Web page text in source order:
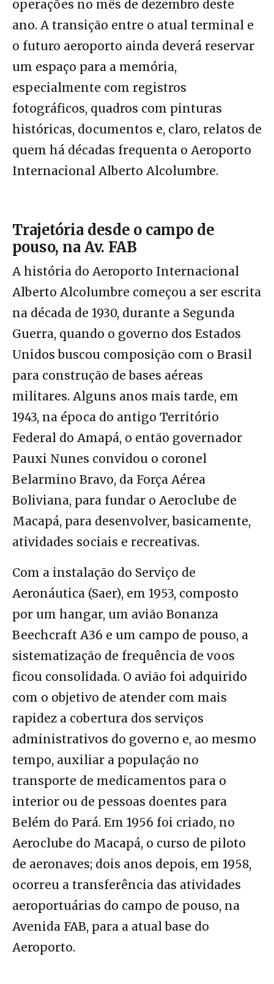
operações no mês de dezembro deste
ano. A transição entre o atual terminal e
o futuro aeroporto ainda deverá reservar
um espaço para a memória,
especialmente com registros
fotográficos, quadros com pinturas
históricas, documentos e, claro, relatos de
quem há décadas frequenta o Aeroporto
Internacional Alberto Alcolumbre.
Trajetória desde o campo de
pouso, na Av. FAB
A história do Aeroporto Internacional
Alberto Alcolumbre começou a ser escrita
na década de 1930, durante a Segunda
Guerra, quando o governo dos Estados
Unidos buscou composição com o Brasil
para construção de bases aéreas
militares. Alguns anos mais tarde, em
1943, na época do antigo Território
Federal do Amapá, o então governador
Pauxi Nunes convidou o coronel
Belarmino Bravo, da Força Aérea
Boliviana, para fundar o Aeroclube de
Macapá, para desenvolver, basicamente,
atividades sociais e recreativas.
Com a instalação do Serviço de
Aeronáutica (Saer), em 1953, composto
por um hangar, um avião Bonanza
Beechcraft A36 e um campo de pouso, a
sistematização de frequência de voos
ficou consolidada. O avião foi adquirido
com o objetivo de atender com mais
rapidez a cobertura dos serviços
administrativos do governo e, ao mesmo
tempo, auxiliar a população no
transporte de medicamentos para o
interior ou de pessoas doentes para
Belém do Pará. Em 1956 foi criado, no
Aeroclube do Macapá, o curso de piloto
de aeronaves; dois anos depois, em 1958,
ocorreu a transferência das atividades
aeroportuárias do campo de pouso, na
Avenida FAB, para a atual base do
Aeroporto.